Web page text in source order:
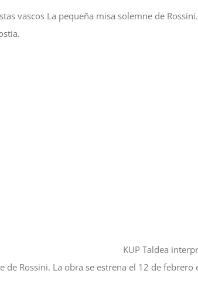
vascos La pequeña misa solemne de
KUP Taldea
de Rossini. La obra se estrena el 12 de febrero